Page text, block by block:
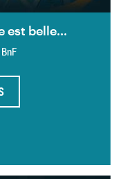
est belle...